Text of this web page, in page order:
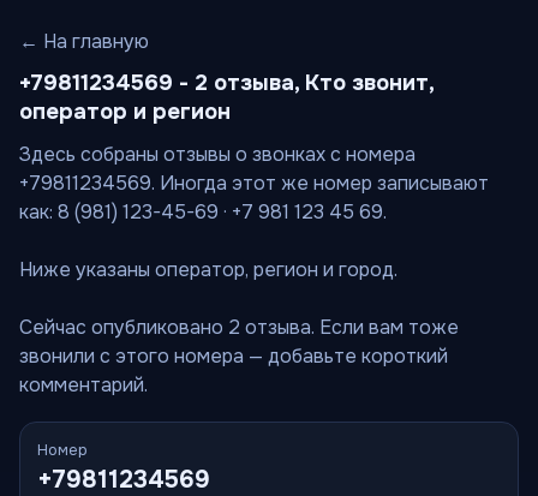
← На главную
+79811234569 - 2 отзыва, Кто звонит,
оператор и регион
Здесь собраны отзывы о звонках с номера
+79811234569. Иногда этот же номер записывают
как: 8 (981) 123-45-69 · +7 981 123 45 69.
Ниже указаны оператор, регион и город.
Сейчас опубликовано 2 отзыва. Если вам тоже
звонили с этого номера — добавьте короткий
комментарий.
Номер
+79811234569